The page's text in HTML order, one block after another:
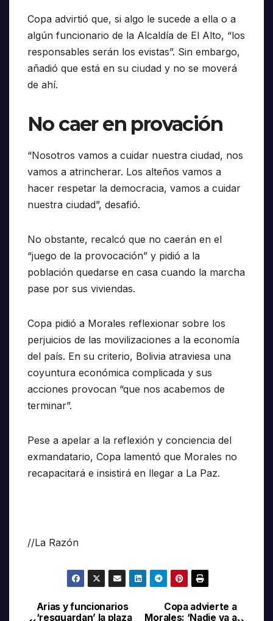
Copa advirtió que, si algo le sucede a ella o a
algún funcionario de la Alcaldía de El Alto, “los
responsables serán los evistas”. Sin embargo,
añadió que está en su ciudad y no se moverá
de ahí.
No caer en provación
“Nosotros vamos a cuidar nuestra ciudad, nos
vamos a atrincherar. Los alteños vamos a
hacer respetar la democracia, vamos a cuidar
nuestra ciudad”, desafió.
No obstante, recalcó que no caerán en el
“juego de la provocación” y pidió a la
población quedarse en casa cuando la marcha
pase por sus viviendas.
Copa pidió a Morales reflexionar sobre los
perjuicios de las movilizaciones a la economía
del país. En su criterio, Bolivia atraviesa una
coyuntura económica complicada y sus
acciones provocan “que nos acabemos de
terminar”.
Pese a apelar a la reflexión y conciencia del
exmandatario, Copa lamentó que Morales no
recapacitará e insistirá en llegar a La Paz.
//La Razón
Navegación
Copa advierte a
Morales: ‘Nadie va a
Arias y funcionarios
‘resguardan’ la plaza